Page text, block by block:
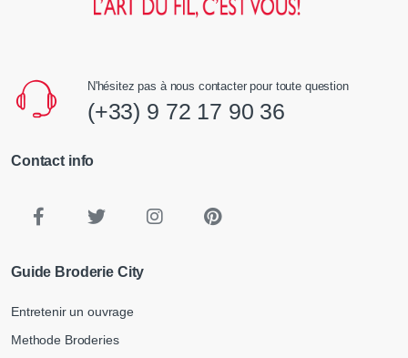
N'hésitez pas à nous contacter pour toute question
(+33) 9 72 17 90 36
Contact info
Guide Broderie City
Entretenir un ouvrage
Methode Broderies